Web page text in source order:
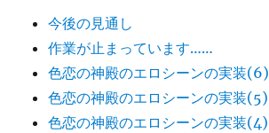
今後の見通し
作業が止まっています……
色恋の神殿のエロシーンの実装(6)
色恋の神殿のエロシーンの実装(5)
色恋の神殿のエロシーンの実装(4)